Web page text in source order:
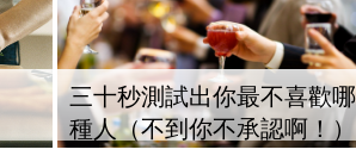
三十秒測試出你最不喜歡哪
種人（不到你不承認啊！）